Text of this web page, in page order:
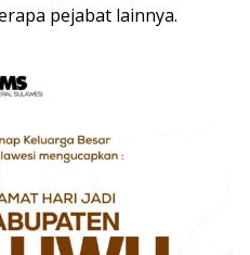
pejabat lainnya.